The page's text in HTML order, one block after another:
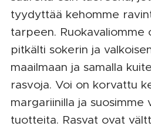
tyydyttää kehomme
tarpeen. Ruokavaliomme
pitkälti sokerin ja
maailmaan ja samalla
rasvoja. Voi on korvattu
margariinilla ja suosimme
tuotteita. Rasvat ovat